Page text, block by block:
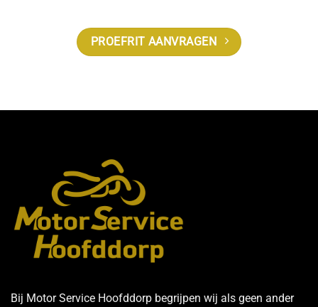
PROEFRIT AANVRAGEN
Bij Motor Service Hoofddorp begrijpen wij als geen ander